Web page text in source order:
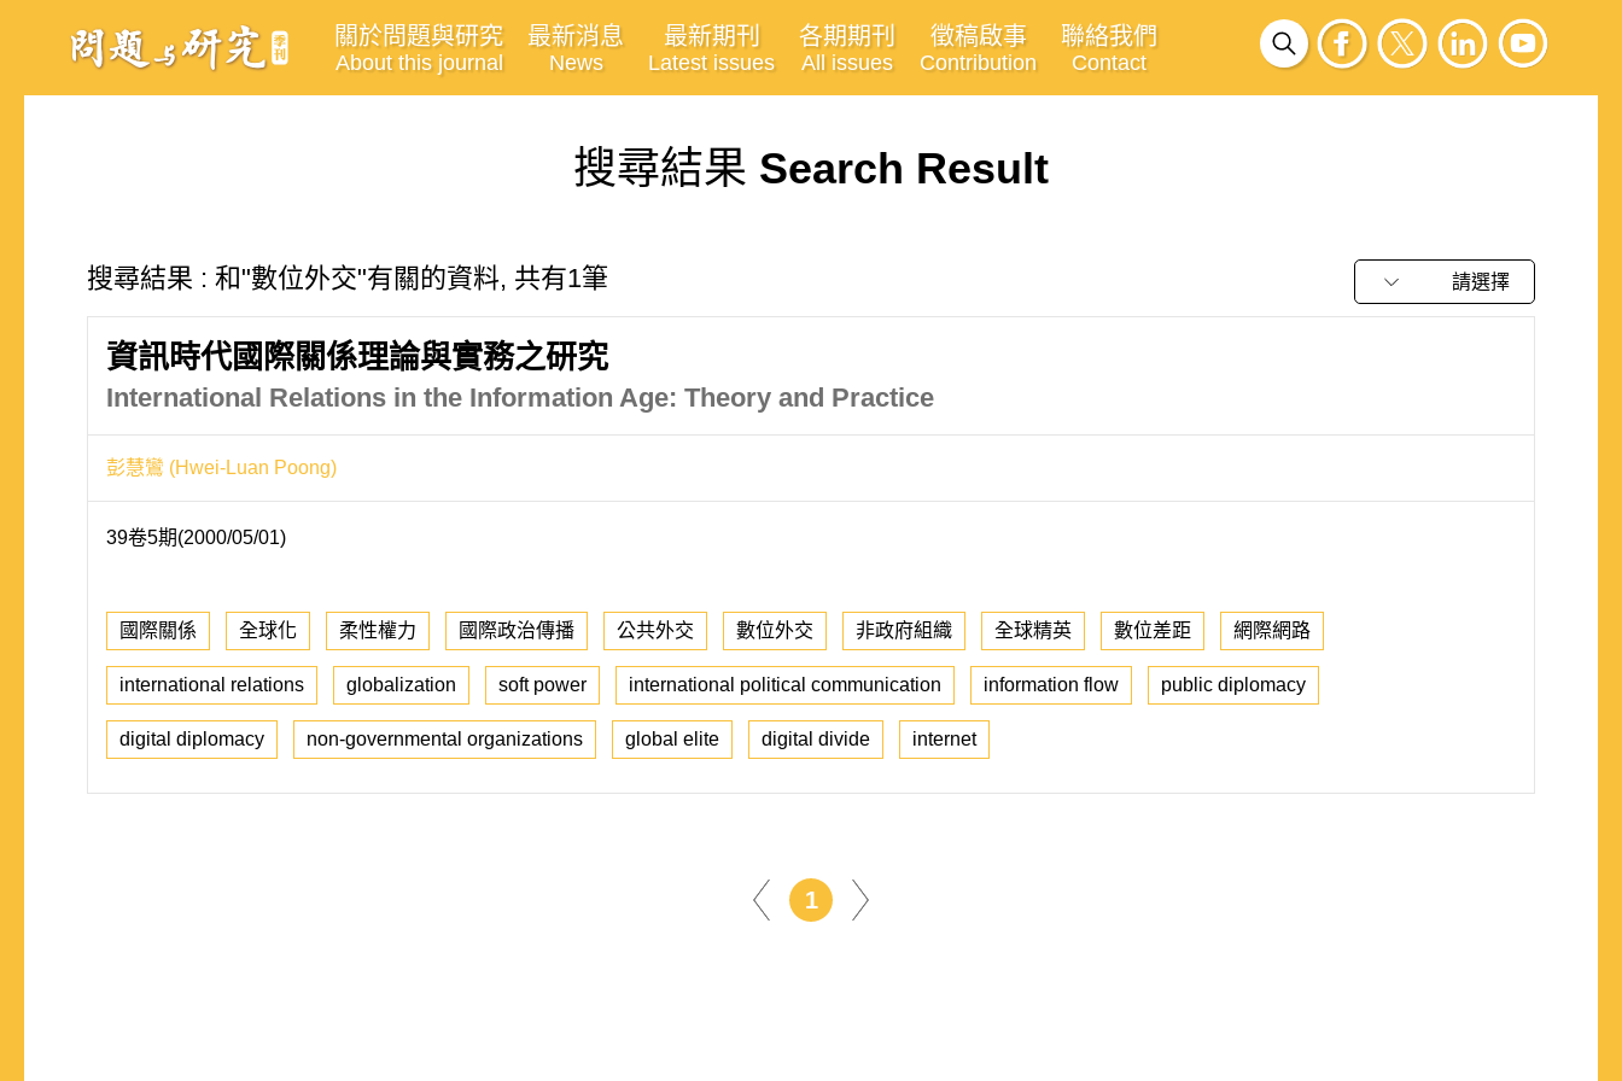
關於問題與研究
About this journal
最新消息
News
最新期刊
Latest issues
各期期刊
All issues
徵稿啟事
Contribution
聯絡我們
Contact
搜尋結果 Search Result
搜尋結果 : 和"數位外交"有關的資料, 共有1筆 請選擇
資訊時代國際關係理論與實務之研究
International Relations in the Information Age: Theory and Practice
彭慧鸞 (Hwei-Luan Poong)
39卷5期(2000/05/01)
國際關係 全球化 柔性權力 國際政治傳播 公共外交 數位外交 非政府組織 全球精英 數位差距 網際網路
international relations globalization soft power international political communication information flow public diplomacy
digital diplomacy non-governmental organizations global elite digital divide internet
1